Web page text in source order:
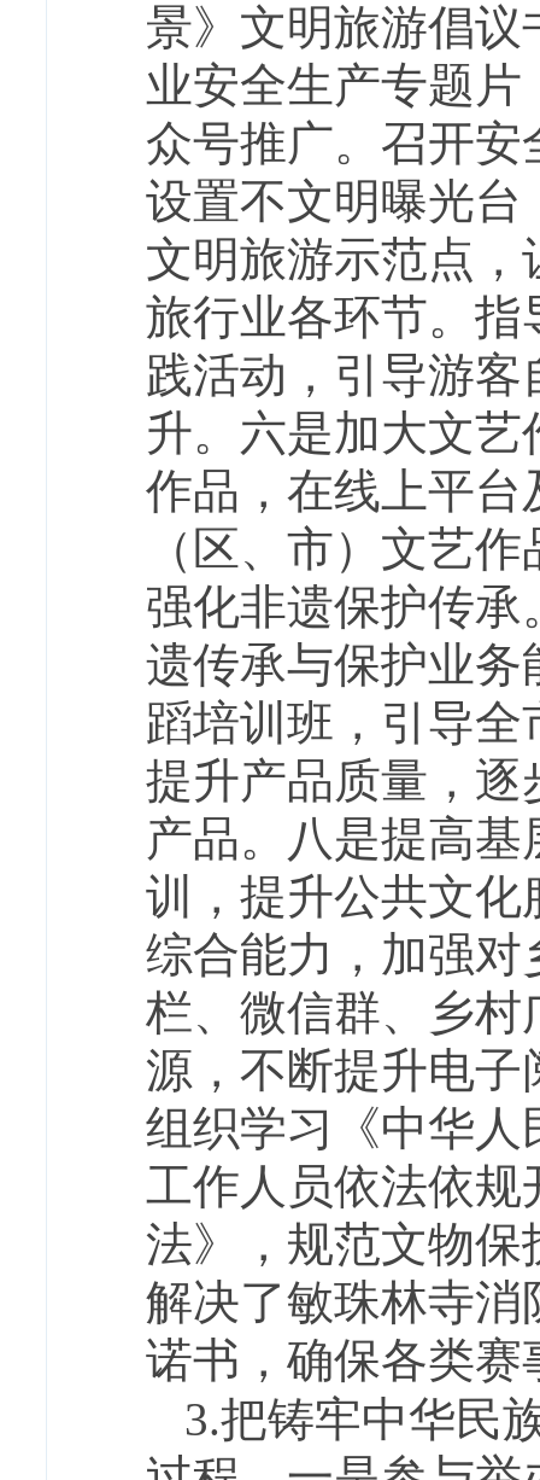
景》文明旅游倡
业安全生产专题
众号推广。召开
设置不文明曝光台
文明旅游示范点
旅行业各环节。
践活动，引导游
升。六是加大文
作品，在线上平
（区、市）文艺
强化非遗保护传
遗传承与保护业
蹈培训班，引导
提升产品质量，
产品。八是提高
训，提升公共文
综合能力，加强
栏、微信群、乡
源，不断提升电
组织学习《中华
工作人员依法依
法》，规范文物
解决了敏珠林寺
诺书，确保各类赛
3.把铸牢中华民